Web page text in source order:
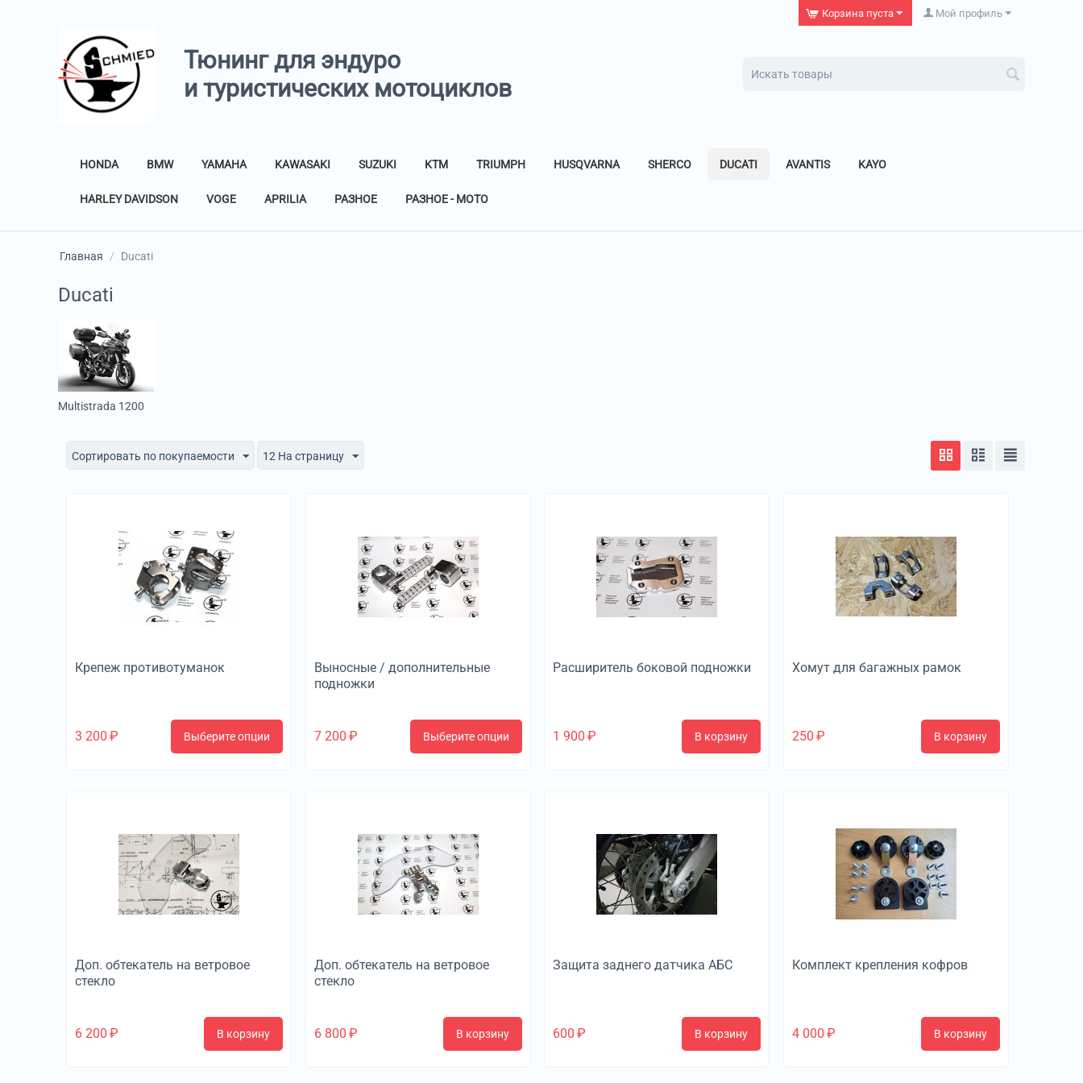
Мой профиль
Корзина пуста
Тюнинг для эндуро
и туристических мотоциклов
HONDA BMW YAMAHA KAWASAKI SUZUKI KTM TRIUMPH HUSQVARNA SHERCO DUCATI AVANTIS KAYO
HARLEY DAVIDSON VOGE APRILIA РАЗНОЕ РАЗНОЕ - МОТО
Главная / Ducati
Ducati
Multistrada 1200
Сортировать по покупаемости 12 На страницу
Крепеж противотуманок
3 200 ₽ Выберите опции
Выносные / дополнительные
подножки
7 200 ₽ Выберите опции
Расширитель боковой подножки
1 900 ₽ В корзину
Хомут для багажных рамок
250 ₽ В корзину
Доп. обтекатель на ветровое
стекло
6 200 ₽ В корзину
Доп. обтекатель на ветровое
стекло
6 800 ₽ В корзину
Защита заднего датчика АБС
600 ₽ В корзину
Комплект крепления кофров
4 000 ₽ В корзину